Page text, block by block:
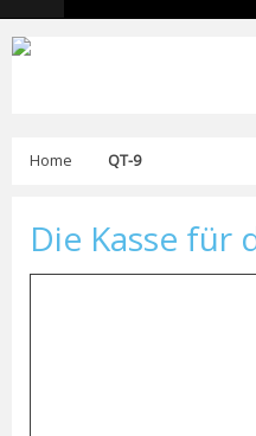
Home QT-9
Die Kasse für